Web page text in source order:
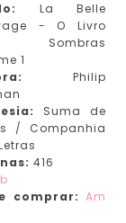
:
La Belle
- O Livro
Sombras
1
Philip
Suma de
/ Companhia
416
comprar: Am